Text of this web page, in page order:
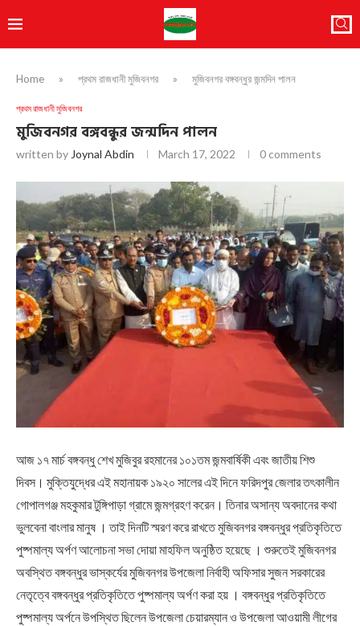
Home » প্রথম রাজধানী মুজিবনগর » মুজিবনগর বঙ্গবন্ধুর জন্মদিন পালন
প্রথম রাজধানী মুজিবনগর
মুজিবনগর বঙ্গবন্ধুর জন্মদিন পালন
written by Joynal Abdin March 17, 2022 0 comments
আজ ১৭ মার্চ বঙ্গবন্ধু শেখ মুজিবুর রহমানের ১০১তম জন্মবার্ষিকী এবং জাতীয় শিশু
দিবস। মুক্তিযুদ্ধের এই মহানায়ক ১৯২০ সালের এই দিনে ফরিদপুর জেলার তৎকালীন
গোপালগঞ্জ মহকুমার টুঙ্গিপাড়া গ্রামে জন্মগ্রহণ করেন। তিনার অসান্য অবদানের কথা
ভুলবেনা বাংলার মানুষ । তাই দিনটি স্মরণ করে রাখতে মুজিবনগর বঙ্গবন্ধুর প্রতিকৃতিতে
পুষ্পমাল্য অর্পণ আলোচনা সভা দোয়া মাহফিল অনুষ্ঠিত হয়েছে । শুরুতেই মুজিবনগর
অবস্থিত বঙ্গবন্ধুর ভাস্কর্যের মুজিবনগর উপজেলা নির্বাহী অফিসার সুজন সরকারের
নেতৃত্বে বঙ্গবন্ধুর প্রতিকৃতিতে পুষ্পমাল্য অর্পণ করা হয় । বঙ্গবন্ধুর প্রতিকৃতিতে
পুষ্পমাল্য অর্পনে উপস্থিত ছিলেন উপজেলা চেয়ারম্যান ও উপজেলা আওয়ামী লীগের